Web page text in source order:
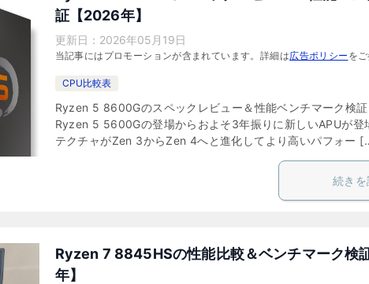
証【2026年】
更新日： 2026年05月19日
当記事にはプロモーションが含まれています。詳細は広告ポリシー を
CPU比較表
Ryzen 5 8600Gのスペックレビュー＆性能ベンチマーク検証
Ryzen 5 5600Gの登場からおよそ3年振りに新しいAPUが登
テクチャがZen 3からZen 4へと進化してより高いパフォー
続きを
Ryzen 7 8845HSの性能比較＆ベンチマーク検
年】